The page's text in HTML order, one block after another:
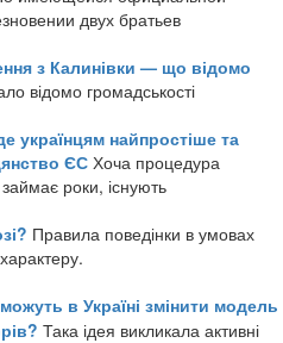
двух братьев
з Калинівки — що відомо
відомо громадськості
українцям найпростіше та
ЄС Хоча процедура
роки, існують
Правила поведінки в умовах
в Україні змінити модель
Така ідея викликала активні